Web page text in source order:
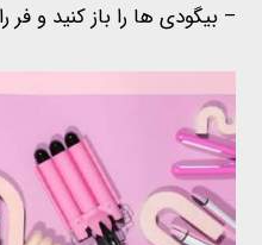
– بیگودی ها را باز کنید و